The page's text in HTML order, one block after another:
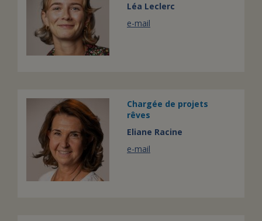
Léa Leclerc
e-mail
Chargée de projets
rêves
Eliane Racine
e-mail